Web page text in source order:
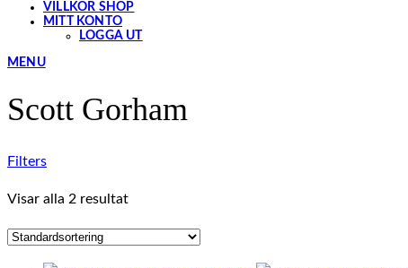
VILLKOR SHOP
MITT KONTO
LOGGA UT
MENU
Scott Gorham
Filters
Visar alla 2 resultat